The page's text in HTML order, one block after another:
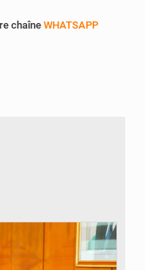
chaîne WHATSAPP